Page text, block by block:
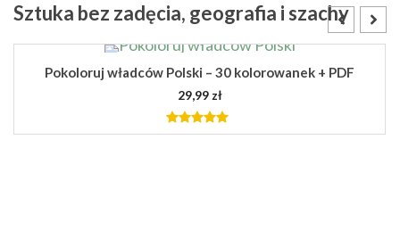
Sztuka bez zadęcia, geografia i szachy
Pokoloruj władców Polski – 30 kolorowanek + PDF
29,99 zł
5.00out of